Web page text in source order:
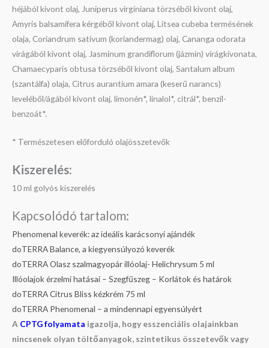
héjából kivont olaj, Juniperus virginiana törzséből kivont olaj,
Amyris balsamifera kérgéből kivont olaj, Litsea cubeba termésének
olaja, Coriandrum sativum (koriandermag) olaj, Cananga odorata
virágából kivont olaj, Jasminum grandiflorum (jázmin) virágkivonata,
Chamaecyparis obtusa törzséből kivont olaj, Santalum album
(szantálfa) olaja, Citrus aurantium amara (keserű narancs)
leveléből/ágából kivont olaj, limonén*, linalol*, citrál*, benzil-
benzoát*.
* Természetesen előforduló olajösszetevők
Kiszerelés:
10 ml golyós kiszerelés
Kapcsolódó tartalom:
Phenomenal keverék: az ideális karácsonyi ajándék
doTERRA Balance, a kiegyensúlyozó keverék
doTERRA Olasz szalmagyopár illóolaj- Helichrysum 5 ml
Illóolajok érzelmi hatásai – Szegfűszeg – Korlátok és határok
doTERRA Citrus Bliss kézkrém 75 ml
doTERRA Phenomenal – a mindennapi egyensúlyért
A CPTG folyamata igazolja, hogy esszenciális olajainkban
nincsenek olyan töltőanyagok, szintetikus összetevők vagy